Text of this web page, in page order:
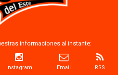
informaciones al instante:
Instagram Email RSS